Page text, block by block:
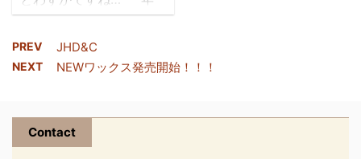
た！！！ そんな時の救
イシ ...
も 乾燥は大敵です！ し
日 ...
末年始の営業のお知らせ
１２月２９日（火）
am10:00~pm5:00
（水）
am10:00~pm8:00 通
PREV JHD&C
NEXT NEWワックス発売開始！！！
Contact